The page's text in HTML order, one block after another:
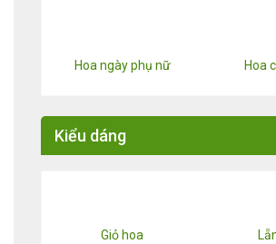
Hoa ngày phụ nữ Hoa
Kiểu dáng
Giỏ hoa